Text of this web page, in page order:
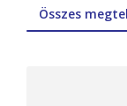
Összes